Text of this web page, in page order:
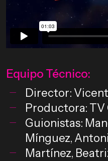
Equipo Técnico:
Director:
Productora:
Guionistas:
Mínguez,
Martínez,